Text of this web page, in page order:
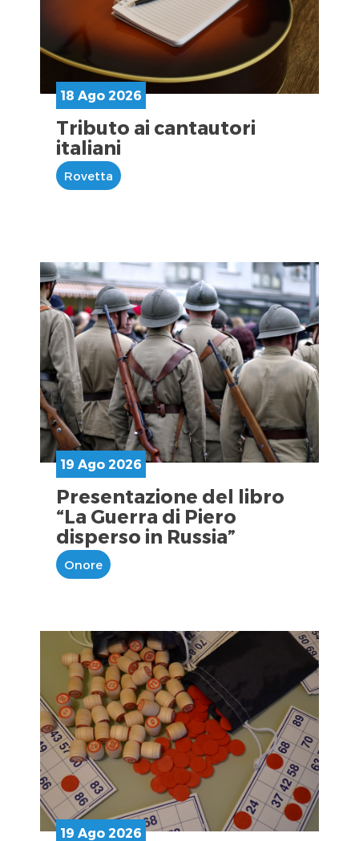
18 Ago 2026
Tributo ai cantautori
italiani
Rovetta
19 Ago 2026
Presentazione del libro
“La Guerra di Piero
disperso in Russia”
Onore
19 Ago 2026